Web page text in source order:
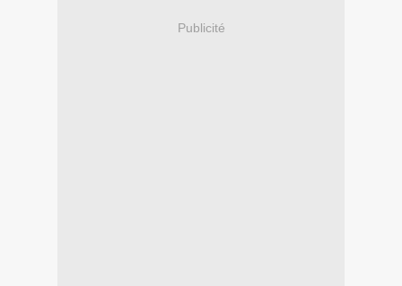
Publicité